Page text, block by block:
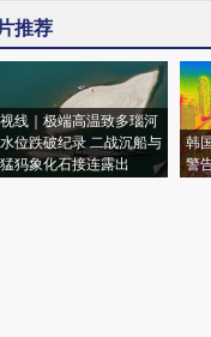
推荐
视线｜极端高温致多瑙河
水位跌破纪录 二战沉船与
猛犸象化石接连露出
韩
警